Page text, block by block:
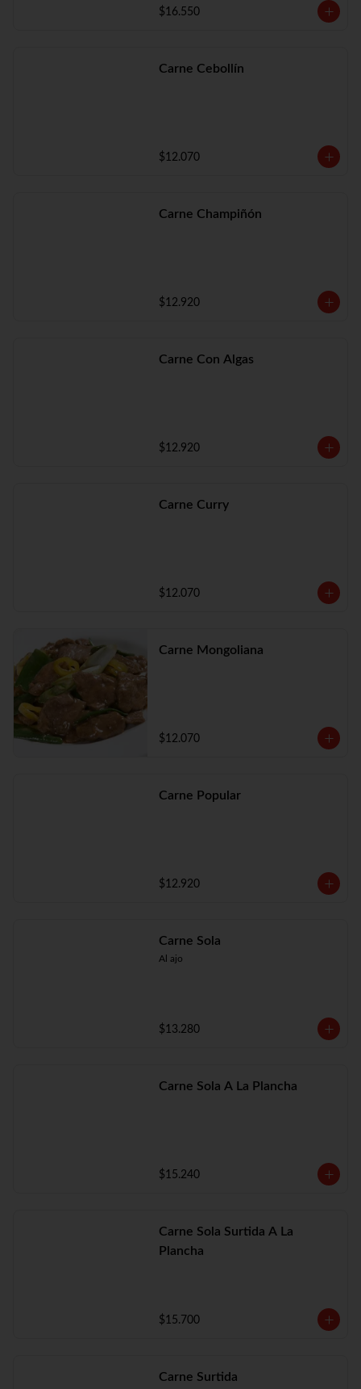
$16.550
Carne Cebollín
$12.070
Carne Champiñón
$12.920
Carne Con Algas
$12.920
Carne Curry
$12.070
Carne Mongoliana
$12.070
Carne Popular
$12.920
Carne Sola
Al ajo
$13.280
Carne Sola A La Plancha
$15.240
Carne Sola Surtida A La
Plancha
$15.700
Carne Surtida